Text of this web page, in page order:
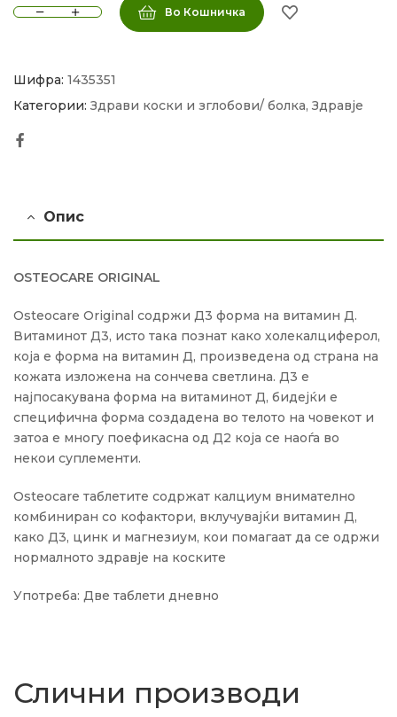
Во Кошничка
Шифра: 1435351
Категории: Здрави коски и зглобови/ болка, Здравје
Опис
OSTEOCARE ORIGINAL
Osteocare Original содржи Д3 форма на витамин Д.
Витаминот Д3, исто така познат како холекалциферол,
која е форма на витамин Д, произведенa од страна на
кожата изложена на сончева светлина. Д3 е
најпосакувана форма на витаминот Д, бидејќи е
специфична форма создадена во телото на човекот и
затоа е многу поефикасна од Д2 којa се наоѓа во
некои суплементи.
Osteocare таблетите содржат калциум внимателно
комбиниран со кофактори, вклучувајќи витамин Д,
како Д3, цинк и магнезиум, кои помагаат да се одржи
нормалното здравје на коските
Употреба: Две таблети дневно
Слични производи